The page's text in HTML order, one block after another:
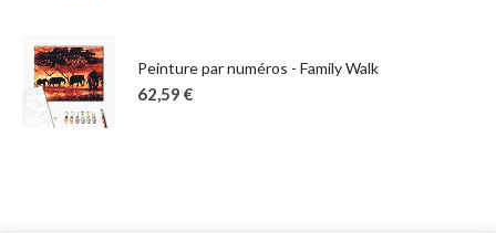
Peinture par numéros - Family Walk
62,59 €